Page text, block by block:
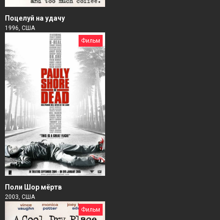
Поцелуй на удачу
1996, США
Фильм
Поли Шор мёртв
2003, США
Фильм